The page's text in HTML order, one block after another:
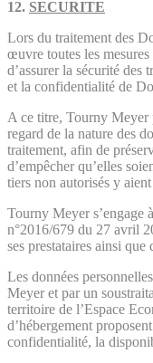
12. SECURITE
Lors du traitement des
œuvre toutes les
d’assurer la sécurité des
et la confidentialité de
A ce titre, Tourny Meyer
regard de la nature des
traitement, afin de
d’empêcher qu’elles
tiers non autorisés y aient
Tourny Meyer s’engage
n°2016/679 du 27 avril
ses prestataires ainsi
Les données
Meyer et par un
territoire de l’Espace
d’hébergement
confidentialité, la